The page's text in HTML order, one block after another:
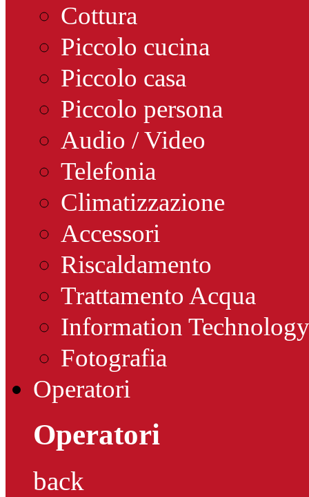
Cottura
Piccolo cucina
Piccolo casa
Piccolo persona
Audio / Video
Telefonia
Climatizzazione
Accessori
Riscaldamento
Trattamento Acqua
Information Technology
Fotografia
Operatori
Operatori
back